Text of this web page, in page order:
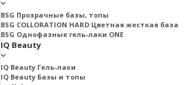
BSG Прозрачные базы, топы
BSG COLLORATION HARD Цветная жесткая база
BSG Однофазные гель-лаки ONE
IQ Beauty
IQ Beauty Гель-лаки
IQ Beauty Базы и топы